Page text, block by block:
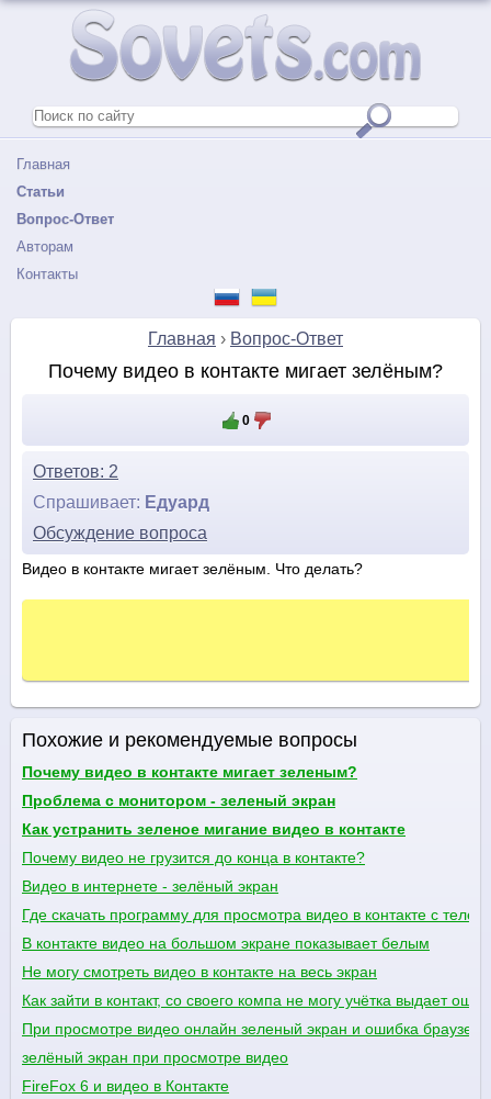
Главная
Статьи
Вопрос-Ответ
Авторам
Контакты
Главная › Вопрос-Ответ
Почему видео в контакте мигает зелёным?
0
Ответов: 2
Спрашивает: Едуард
Обсуждение вопроса
Видео в контакте мигает зелёным. Что делать?
Похожие и рекомендуемые вопросы
Почему видео в контакте мигает зеленым?
Проблема с монитором - зеленый экран
Как устранить зеленое мигание видео в контакте
Почему видео не грузится до конца в контакте?
Видео в интернете - зелёный экран
Где скачать программу для просмотра видео в контакте с
В контакте видео на большом экране показывает белым
Не могу смотреть видео в контакте на весь экран
Как зайти в контакт, со своего компа не могу учётка выдает
При просмотре видео онлайн зеленый экран и ошибка браузера
зелёный экран при просмотре видео
FireFox 6 и видео в Контакте